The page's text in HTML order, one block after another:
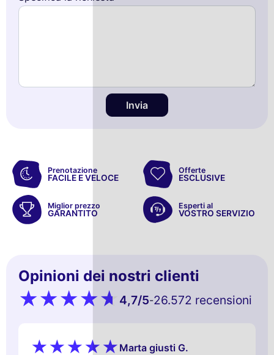
Invia
Prenotazione
FACILE E VELOCE
Offerte
ESCLUSIVE
Miglior prezzo
GARANTITO
Esperti al
VOSTRO SERVIZIO
Opinioni dei nostri clienti
4,7/5-26.572 recensioni
Marta giusti G.